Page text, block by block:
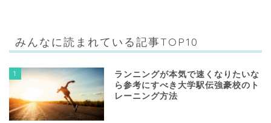
みんなに読まれている記事TOP10
1
ランニングが本気で速くなりたいな
ら参考にすべき大学駅伝強豪校のト
レーニング方法